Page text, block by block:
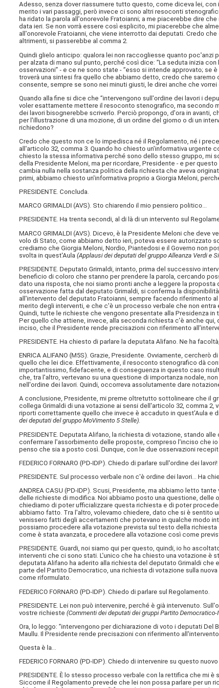
Adesso, senza dover riassumere tutto questo, come diceva lei,
merito i vari passaggi, però invece ci sono altri resoconti
ha ridato la parola all'onorevole Fratoianni; a me piacerebbe dire
data ieri. Se non vorrà essere così esplicito, mi piacerebbe che
all'onorevole Fratoianni, che viene interrotto dai deputati. Credo
altrimenti, si passerebbe al comma 2.
Quindi glielo anticipo: qualora lei non raccogliesse quanto
per alzata di mano sul punto, perché così dice: “La seduta inizia
osservazioni” - e ce ne sono state - “esso si intende approvato; se
troverà una sintesi fra quello che abbiamo detto, credo che
consente, sempre se sono nei minuti giusti, le direi anche che
Quando alla fine si dice che “intervengono sull'ordine dei lavori i
voler esattamente mettere il resoconto stenografico, ma secondo
dei lavori bisognerebbe scriverlo. Perciò propongo, d'ora in
per l'illustrazione di una mozione, di un ordine del giorno o di un
richiedono?
Credo che questo non ce lo impedisca né il Regolamento, né i
all'articolo 32, comma 3. Quando ho chiesto un'informativa urgente
chiesto la stessa informativa perché sono dello stesso gruppo, mi
della Presidente Meloni, ma per ricordare, Presidente - e per
cambia nulla nella sostanza politica della richiesta che aveva
primi, abbiamo chiesto un'informativa proprio a Giorgia Meloni,
PRESIDENTE. Concluda.
MARCO GRIMALDI (AVS). Sto chiarendo il mio pensiero politico…
PRESIDENTE. Ha trenta secondi, al di là di un intervento sul
MARCO GRIMALDI (AVS). Dicevo, è la Presidente Meloni che deve
volo di Stato, come abbiamo detto ieri, poteva essere autorizzato
crediamo che Giorgia Meloni, Nordio, Piantedosi e il Governo non
svolta in quest'Aula(Applausi dei deputati del gruppo Alleanza Verdi e
PRESIDENTE. Deputato Grimaldi, intanto, prima del successivo
beneficio di coloro che stanno per prendere la parola, cercando
dato una risposta, che noi siamo pronti anche a leggere la
osservazione fatta dal deputato Grimaldi, si conferma la
all'intervento del deputato Fratoianni, sempre facendo riferimento
merito degli interventi, e che c'è un processo verbale che non
Quindi, tutte le richieste che vengono presentate alla Presidenza
Per quello che attiene, invece, alla seconda richiesta c'è anche
inciso, che il Presidente rende precisazioni con riferimento
PRESIDENTE. Ha chiesto di parlare la deputata Alifano. Ne ha
ENRICA ALIFANO (M5S). Grazie, Presidente. Ovviamente, cercherò
quello che lei dice. Effettivamente, il resoconto stenografico dà
importantissimo, fidefacente, e di conseguenza in questo caso
che, tra l'altro, vertevano su una questione di importanza nodale,
nell'ordine dei lavori. Quindi, occorreva assolutamente dare
A conclusione, Presidente, mi preme oltretutto sottolineare che il
collega Grimaldi di una votazione ai sensi dell'articolo 32, comma
riporti correttamente quello che invece è accaduto in quest'Aula e
dei deputati del gruppo MoVimento 5 Stelle).
PRESIDENTE. Deputata Alifano, la richiesta di votazione, stando
confermare l'assorbimento delle proposte, compreso l'inciso che
penso che sia a posto così. Dunque, con le due osservazioni
FEDERICO FORNARO (PD-IDP). Chiedo di parlare sull'ordine dei lavori!
PRESIDENTE. Sul processo verbale non c'è ordine dei lavori… Ha
ANDREA CASU (PD-IDP). Scusi, Presidente, ma abbiamo letto
delle richieste di modifica. Noi abbiamo posto una questione,
chiediamo di poter ufficializzare questa richiesta e di poter
abbiamo fatto. Tra l'altro, volevamo chiedere, dato che si è sentito
venissero fatti degli accertamenti che potevano in qualche modo
possiamo procedere alla votazione prevista sul testo della
come è stata avanzata, e procedere alla votazione così come
PRESIDENTE. Guardi, noi siamo qui per questo, quindi, io ho
interventi che ci sono stati. L'unico che ha chiesto una votazione è
deputata Alifano ha aderito alla richiesta del deputato Grimaldi
parte del Partito Democratico, una richiesta di votazione sulla
come riformulato.
FEDERICO FORNARO (PD-IDP). Chiedo di parlare sul Regolamento.
PRESIDENTE. Lei non può intervenire, perché è già intervenuto.
vostre richieste(Commenti dei deputati dei gruppi Partito
Ora, lo leggo: “intervengono per dichiarazione di voto i deputati Del
Maullu. Il Presidente rende precisazioni con riferimento
Questa è la…
FEDERICO FORNARO (PD-IDP). Chiedo di intervenire su questo
PRESIDENTE. È lo stesso processo verbale con la rettifica che mi
Siccome il Regolamento prevede che lei non possa parlare per un